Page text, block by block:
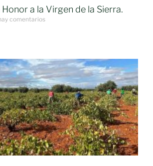
a la Virgen de la Sierra.
comentarios